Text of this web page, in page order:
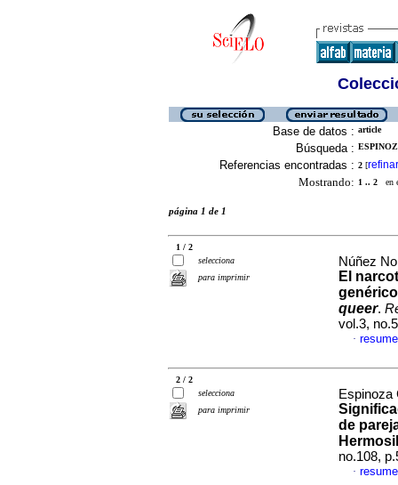
Base de datos : article
Búsqueda :
Referencias encontradas : 2 [refinar
Mostrando: 1 .. 2 en
página 1 de 1
1 / 2
selecciona
para imprimir
Núñez
El
queer.
vol.3,
·
2 / 2
selecciona
para imprimir
Espinoza
de
no.108,
·